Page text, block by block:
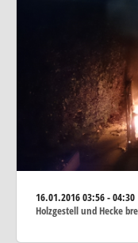
16.01.201603:56 - 04:30
Holzgestell und Hecke